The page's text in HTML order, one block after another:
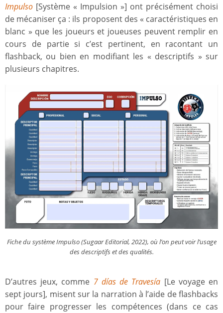
Impulso [Système « Impulsion »] ont précisément choisi
de mécaniser ça : ils proposent des « caractéristiques en
blanc » que les joueurs et joueuses peuvent remplir en
cours de partie si c’est pertinent, en racontant un
flashback, ou bien en modifiant les « descriptifs » sur
plusieurs chapitres.
Fiche du systèmeImpulso(Sugaar Editorial, 2022), où l’on peut voir l’usage
des descriptifs et des qualités.
D’autres jeux, comme 7 días de Travesía [Le voyage en
sept jours], misent sur la narration à l’aide de flashbacks
pour faire progresser les compétences (dans ce cas